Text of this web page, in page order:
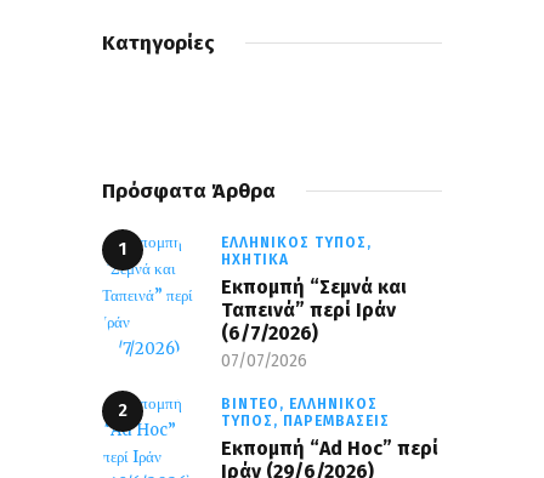
Κατηγορίες
Πρόσφατα Άρθρα
ΕΛΛΗΝΙΚΌΣ ΤΎΠΟΣ,
ΗΧΗΤΙΚΆ
Εκπομπή “Σεμνά και
Ταπεινά” περί Ιράν
(6/7/2026)
07/07/2026
ΒΊΝΤΕΟ, ΕΛΛΗΝΙΚΌΣ
ΤΎΠΟΣ, ΠΑΡΕΜΒΆΣΕΙΣ
Εκπομπή “Ad Hoc” περί
Iράν (29/6/2026)